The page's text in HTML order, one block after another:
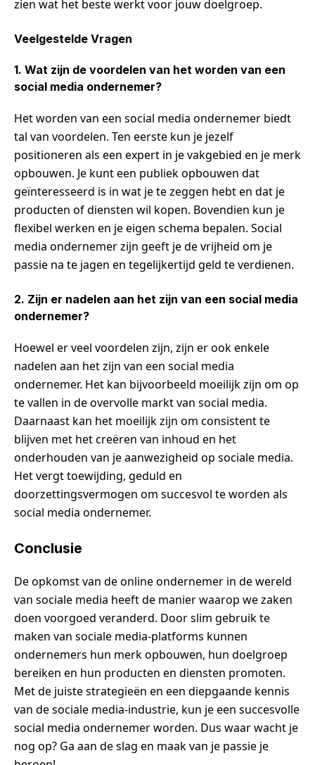
zien wat het beste werkt voor jouw doelgroep.
Veelgestelde Vragen
1. Wat zijn de voordelen van het worden van een
social media ondernemer?
Het worden van een social media ondernemer biedt
tal van voordelen. Ten eerste kun je jezelf
positioneren als een expert in je vakgebied en je merk
opbouwen. Je kunt een publiek opbouwen dat
geïnteresseerd is in wat je te zeggen hebt en dat je
producten of diensten wil kopen. Bovendien kun je
flexibel werken en je eigen schema bepalen. Social
media ondernemer zijn geeft je de vrijheid om je
passie na te jagen en tegelijkertijd geld te verdienen.
2. Zijn er nadelen aan het zijn van een social media
ondernemer?
Hoewel er veel voordelen zijn, zijn er ook enkele
nadelen aan het zijn van een social media
ondernemer. Het kan bijvoorbeeld moeilijk zijn om op
te vallen in de overvolle markt van social media.
Daarnaast kan het moeilijk zijn om consistent te
blijven met het creëren van inhoud en het
onderhouden van je aanwezigheid op sociale media.
Het vergt toewijding, geduld en
doorzettingsvermogen om succesvol te worden als
social media ondernemer.
Conclusie
De opkomst van de online ondernemer in de wereld
van sociale media heeft de manier waarop we zaken
doen voorgoed veranderd. Door slim gebruik te
maken van sociale media-platforms kunnen
ondernemers hun merk opbouwen, hun doelgroep
bereiken en hun producten en diensten promoten.
Met de juiste strategieën en een diepgaande kennis
van de sociale media-industrie, kun je een succesvolle
social media ondernemer worden. Dus waar wacht je
nog op? Ga aan de slag en maak van je passie je